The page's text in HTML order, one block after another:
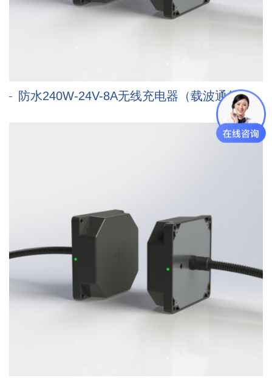
防水240W-24V-8A无线充电器（载波通信）